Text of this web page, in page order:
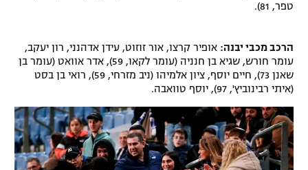
טפר, 81).
הרכב מכבי יבנה: אופיר קרצו, אור זוזוט, עידן אדהנני, רון יעקב,
עומר חורש, שגיא בן חנניה (עומר לקאו, 59), אדר אוואט (עומר בן
שאנן 73), חיים יוסף, ציון אלמיהו (ניב מזרחי, 59), רואי בן בסט
(איתי רבינוביץ', 97), יוסף טוואבה.